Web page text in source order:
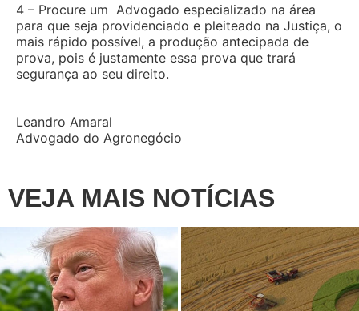
4 – Procure um Advogado especializado na área
para que seja providenciado e pleiteado na Justiça, o
mais rápido possível, a produção antecipada de
prova, pois é justamente essa prova que trará
segurança ao seu direito.
Leandro Amaral
Advogado do Agronegócio
VEJA MAIS NOTÍCIAS